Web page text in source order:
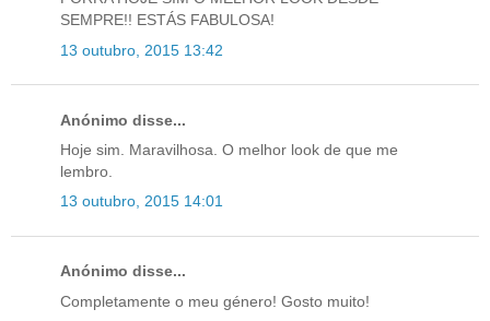
SEMPRE!! ESTÁS FABULOSA!
13 outubro, 2015 13:42
Anónimo disse...
Hoje sim. Maravilhosa. O melhor look de que me
lembro.
13 outubro, 2015 14:01
Anónimo disse...
Completamente o meu género! Gosto muito!